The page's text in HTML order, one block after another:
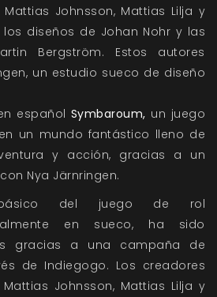
Johnsson, Mattias Lilja y
los diseños de Johan Nohr y las
Bergström. Estos autores
un estudio sueco de diseño
español Symbaroum, un juego
un mundo fantástico lleno de
y acción, gracias a un
Nya Järnringen.
del juego de rol
en sueco, ha sido
gracias a una campaña de
de Indiegogo. Los creadores
Johnsson, Mattias Lilja y